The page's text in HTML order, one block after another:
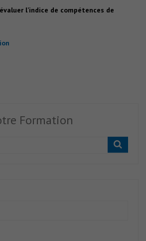
l’indice de compétences de
Formation